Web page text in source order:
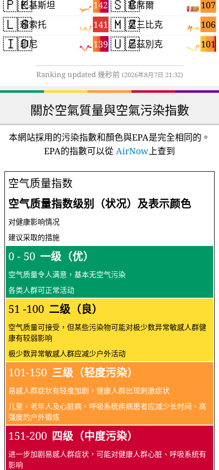
🇵🇰 142
巴基斯坦
🇱🇸 141
賴索托
🇮🇩 139
印尼
🇸🇨 107
塞席爾
🇲🇿 106
莫三比克
🇺🇿 101
烏茲別克
Ranking updated 幾秒前 (2026年8月7日 21:32)
關於空氣質量與空氣污染指數
本網站採用的污染指數和顏色與EPA是完全相同的。
EPA的指數可以從 AirNow上查到
空气质量指数
空气质量指数级别（状况）及表示颜色
对健康影响情况
建议采取的措施
0 - 50 一级（优）
空气质量令人满意，基本无空气污染
各类人群可正常活动
51 -100 二级（良）
空气质量可接受，但某些污染物可能对极少数异常敏感人群健
康有较弱影响
极少数异常敏感人群应减少户外活动
101-150 三级（轻度污染）
易感人群症状有轻度加剧，健康人群出现刺激症状
儿童、老年人及心脏病、呼吸系统疾病患者应减少长时间、高
强度的户外锻炼
151-200 四级（中度污染）
进一步加剧易感人群症状，可能对健康人群心脏、呼吸系统有
影响